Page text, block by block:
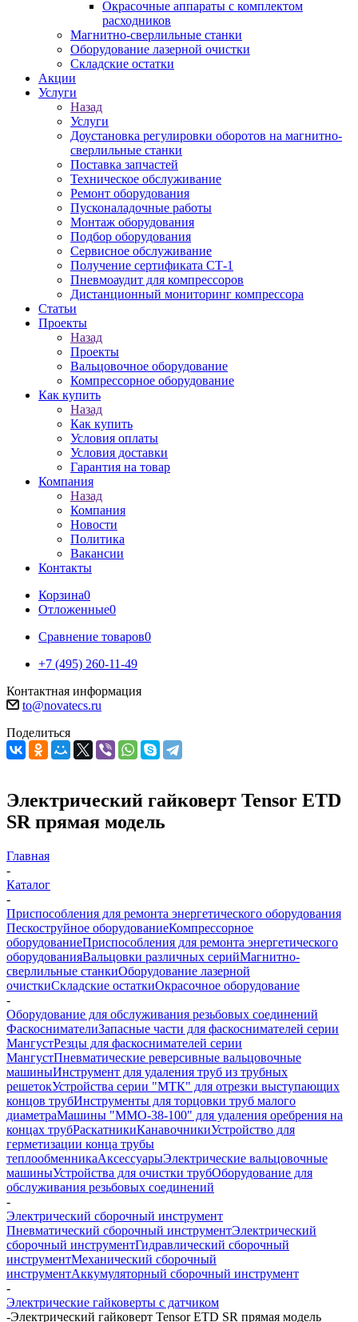
Окрасочные аппараты с комплектом
расходников
Магнитно-сверлильные станки
Оборудование лазерной очистки
Складские остатки
Акции
Услуги
Назад
Услуги
Доустановка регулировки оборотов на магнитно-
сверлильные станки
Поставка запчастей
Техническое обслуживание
Ремонт оборудования
Пусконаладочные работы
Монтаж оборудования
Подбор оборудования
Сервисное обслуживание
Получение сертификата СТ-1
Пневмоаудит для компрессоров
Дистанционный мониторинг компрессора
Статьи
Проекты
Назад
Проекты
Вальцовочное оборудование
Компрессорное оборудование
Как купить
Назад
Как купить
Условия оплаты
Условия доставки
Гарантия на товар
Компания
Назад
Компания
Новости
Политика
Вакансии
Контакты
Корзина0
Отложенные0
Сравнение товаров0
+7 (495) 260-11-49
Контактная информация
to@novatecs.ru
Поделиться
Электрический гайковерт Tensor ETD
SR прямая модель
Главная
-
Каталог
-
Приспособления для ремонта энергетического оборудования
Пескоструйное оборудованиеКомпрессорное
оборудованиеПриспособления для ремонта энергетического
оборудованияВальцовки различных серийМагнитно-
сверлильные станкиОборудование лазерной
очисткиСкладские остаткиОкрасочное оборудование
-
Оборудование для обслуживания резьбовых соединений
ФаскоснимателиЗапасные части для фаскоснимателей серии
МангустРезцы для фаскоснимателей серии
МангустПневматические реверсивные вальцовочные
машиныИнструмент для удаления труб из трубных
решетокУстройства серии "МТК" для отрезки выступающих
концов трубИнструменты для торцовки труб малого
диаметраМашины "ММО-38-100" для удаления оребрения на
концах трубРаскатникиКанавочникиУстройство для
герметизации конца трубы
теплообменникаАксессуарыЭлектрические вальцовочные
машиныУстройства для очистки трубОборудование для
обслуживания резьбовых соединений
-
Электрический сборочный инструмент
Пневматический сборочный инструментЭлектрический
сборочный инструментГидравлический сборочный
инструментМеханический сборочный
инструментАккумуляторный сборочный инструмент
-
Электрические гайковерты с датчиком
-Электрический гайковерт Tensor ETD SR прямая модель